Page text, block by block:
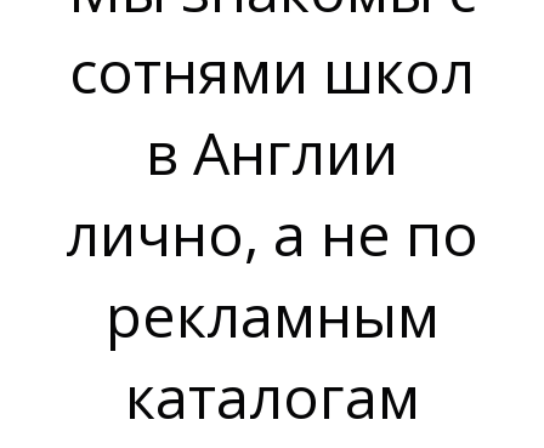
Д
сотнями школ
в Англии
лично, а не по
рекламным
каталогам
Д